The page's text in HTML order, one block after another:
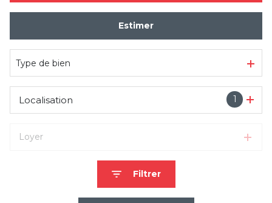
De l'immo pro
Estimer
Type de bien
1
Localisation
Loyer
Filtrer